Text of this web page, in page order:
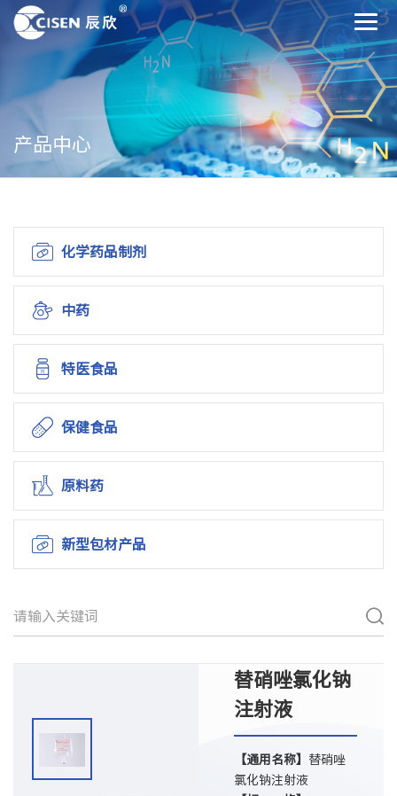
产品中心
化学药品制剂
中药
特医食品
保健食品
原料药
新型包材产品
替硝唑氯化钠
注射液
【通用名称】 替硝唑
氯化钠注射液